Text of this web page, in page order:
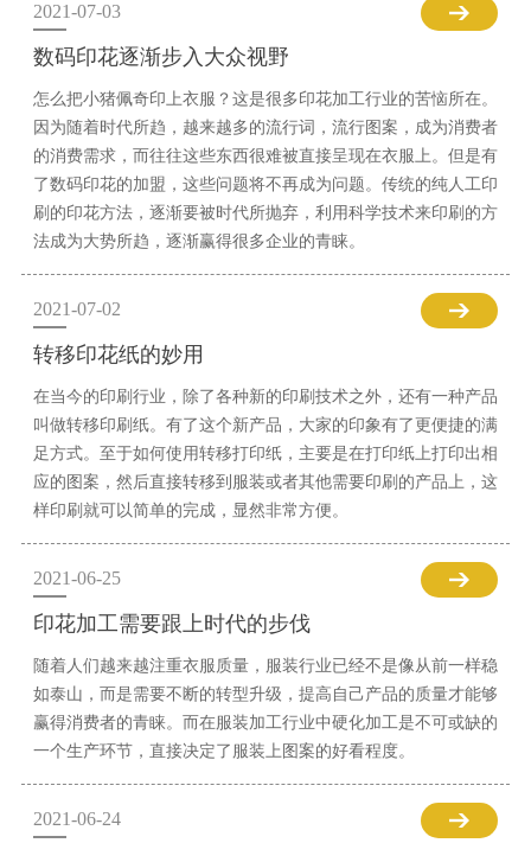
2021-07-03
数码印花逐渐步入大众视野
怎么把小猪佩奇印上衣服？这是很多印花加工行业的苦恼所在。
因为随着时代所趋，越来越多的流行词，流行图案，成为消费者
的消费需求，而往往这些东西很难被直接呈现在衣服上。但是有
了数码印花的加盟，这些问题将不再成为问题。传统的纯人工印
刷的印花方法，逐渐要被时代所抛弃，利用科学技术来印刷的方
法成为大势所趋，逐渐赢得很多企业的青睐。
2021-07-02
转移印花纸的妙用
在当今的印刷行业，除了各种新的印刷技术之外，还有一种产品
叫做转移印刷纸。有了这个新产品，大家的印象有了更便捷的满
足方式。至于如何使用转移打印纸，主要是在打印纸上打印出相
应的图案，然后直接转移到服装或者其他需要印刷的产品上，这
样印刷就可以简单的完成，显然非常方便。
2021-06-25
印花加工需要跟上时代的步伐
随着人们越来越注重衣服质量，服装行业已经不是像从前一样稳
如泰山，而是需要不断的转型升级，提高自己产品的质量才能够
赢得消费者的青睐。而在服装加工行业中硬化加工是不可或缺的
一个生产环节，直接决定了服装上图案的好看程度。
2021-06-24